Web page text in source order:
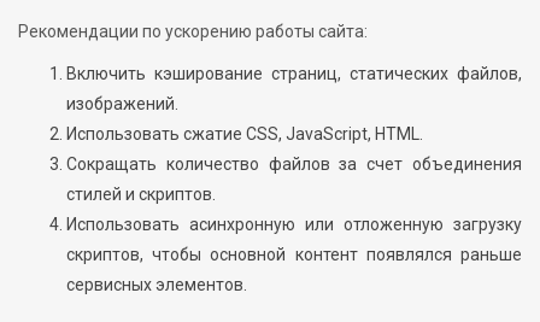
Рекомендации по ускорению работы сайта:
Включить кэширование страниц, статических файлов,
изображений.
Использовать сжатие CSS, JavaScript, HTML.
Сокращать количество файлов за счет объединения
стилей и скриптов.
Использовать асинхронную или отложенную загрузку
скриптов, чтобы основной контент появлялся раньше
сервисных элементов.